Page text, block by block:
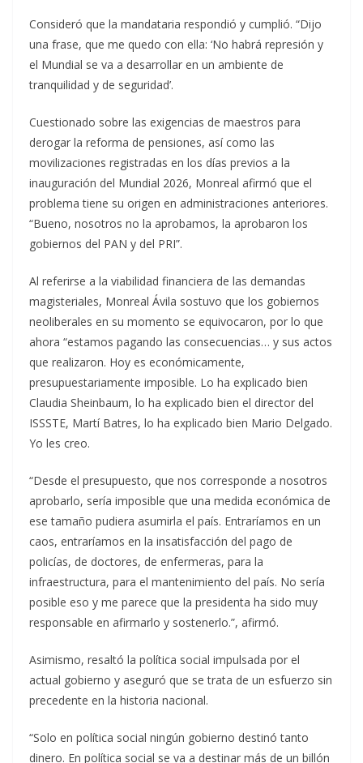
Consideró que la mandataria respondió y cumplió. “Dijo
una frase, que me quedo con ella: ‘No habrá represión y
el Mundial se va a desarrollar en un ambiente de
tranquilidad y de seguridad’.
Cuestionado sobre las exigencias de maestros para
derogar la reforma de pensiones, así como las
movilizaciones registradas en los días previos a la
inauguración del Mundial 2026, Monreal afirmó que el
problema tiene su origen en administraciones anteriores.
“Bueno, nosotros no la aprobamos, la aprobaron los
gobiernos del PAN y del PRI”.
Al referirse a la viabilidad financiera de las demandas
magisteriales, Monreal Ávila sostuvo que los gobiernos
neoliberales en su momento se equivocaron, por lo que
ahora “estamos pagando las consecuencias… y sus actos
que realizaron. Hoy es económicamente,
presupuestariamente imposible. Lo ha explicado bien
Claudia Sheinbaum, lo ha explicado bien el director del
ISSSTE, Martí Batres, lo ha explicado bien Mario Delgado.
Yo les creo.
“Desde el presupuesto, que nos corresponde a nosotros
aprobarlo, sería imposible que una medida económica de
ese tamaño pudiera asumirla el país. Entraríamos en un
caos, entraríamos en la insatisfacción del pago de
policías, de doctores, de enfermeras, para la
infraestructura, para el mantenimiento del país. No sería
posible eso y me parece que la presidenta ha sido muy
responsable en afirmarlo y sostenerlo.”, afirmó.
Asimismo, resaltó la política social impulsada por el
actual gobierno y aseguró que se trata de un esfuerzo sin
precedente en la historia nacional.
“Solo en política social ningún gobierno destinó tanto
dinero. En política social se va a destinar más de un billón